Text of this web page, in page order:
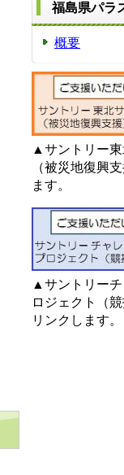
福島県パラ
概要
▲サントリー東
（被災地復興
ます。
▲サントリー
ロジェクト（
リンクします。